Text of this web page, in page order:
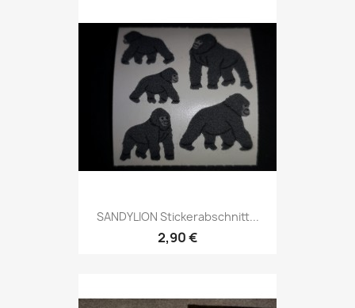
SANDYLION Stickerabschnitt...
2,90 €